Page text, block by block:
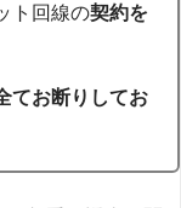
ト回線の契約を
てお断りしてお